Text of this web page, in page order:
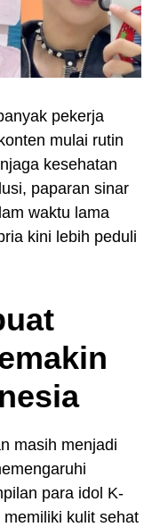
pekerja
mulai rutin
kesehatan
paparan sinar
waktu lama
kini lebih peduli
masih menjadi
para idol K-
kulit sehat